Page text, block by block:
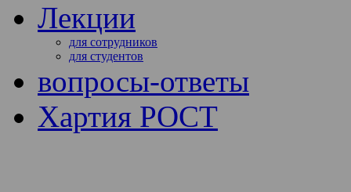
Лекции
для сотрудников
для студентов
вопросы-ответы
Хартия РОСТ